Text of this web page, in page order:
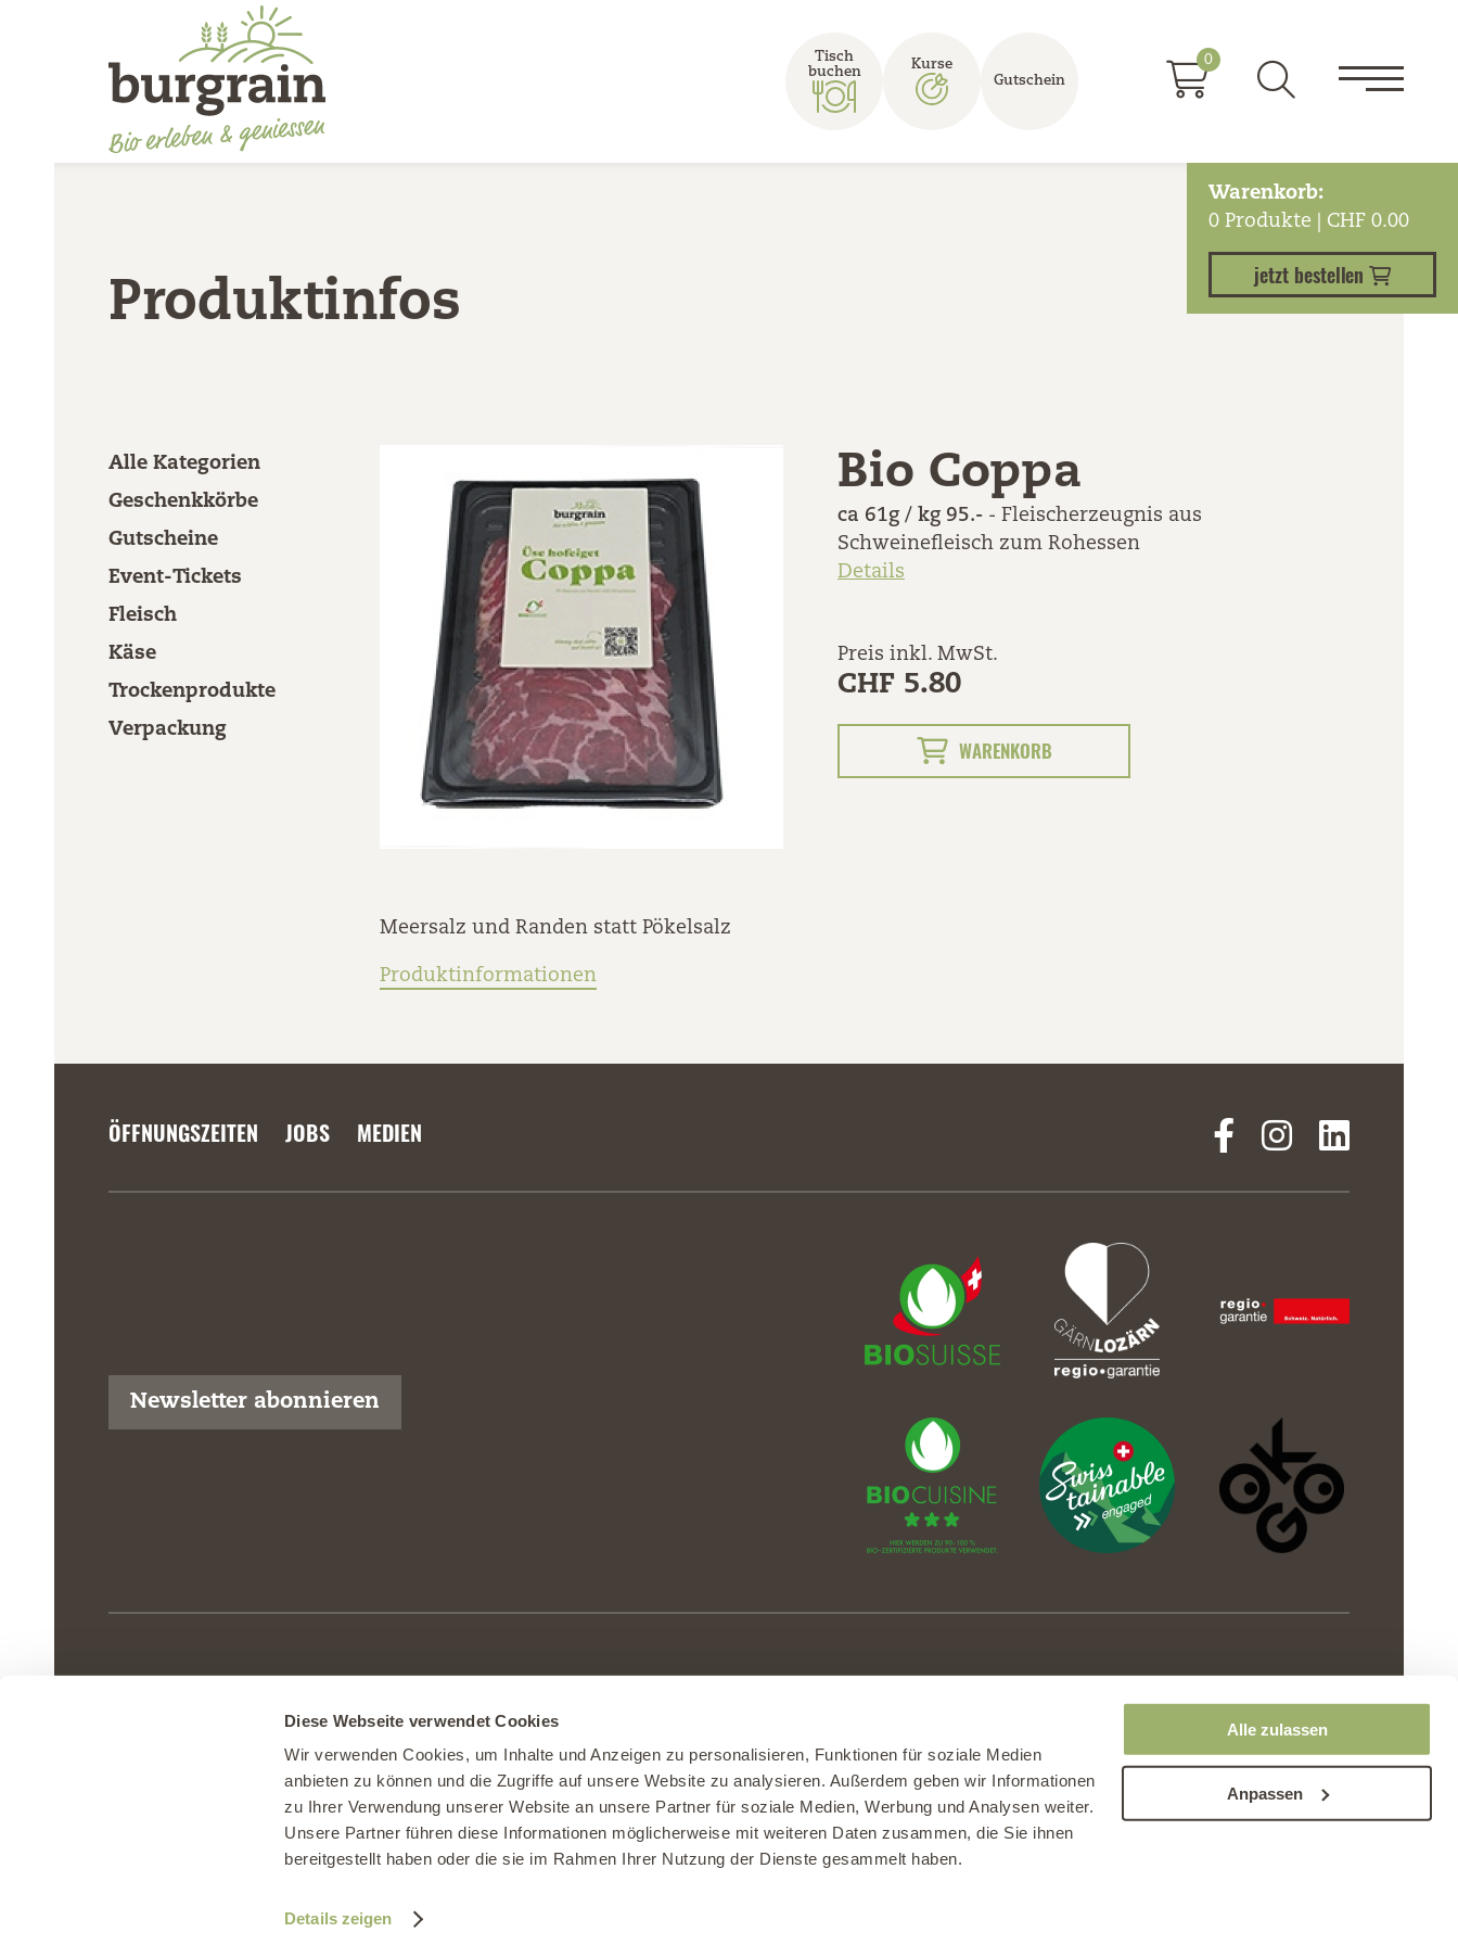
Diese Webseite verwendet Cookies
Wir verwenden Cookies, um Inhalte und Anzeigen zu personalisieren, Funktionen für soziale Medien
anbieten zu können und die Zugriffe auf unsere Website zu analysieren. Außerdem geben wir Informationen
zu Ihrer Verwendung unserer Website an unsere Partner für soziale Medien, Werbung und Analysen weiter.
Unsere Partner führen diese Informationen möglicherweise mit weiteren Daten zusammen, die Sie ihnen
bereitgestellt haben oder die sie im Rahmen Ihrer Nutzung der Dienste gesammelt haben.
Details zeigen
Alle zulassen
Anpassen
Tisch
buchen
Kurse
Gutschein
0
Warenkorb:
0 Produkte | CHF 0.00
jetzt bestellen
Produktinfos
Alle Kategorien
Geschenkkörbe
Gutscheine
Event-Tickets
Fleisch
Käse
Trockenprodukte
Verpackung
Bio Coppa
ca 61g / kg 95.- - Fleischerzeugnis aus
Schweinefleisch zum Rohessen
Details
Preis inkl. MwSt.
CHF 5.80
WARENKORB
Meersalz und Randen statt Pökelsalz
Produktinformationen
ÖFFNUNGSZEITEN JOBS MEDIEN
Newsletter abonnieren
Telefon 041 980 57 90
| info@burgrain.ch | www.burgrain.ch
Datenschutz | AGB | Nutzungsbedingungen